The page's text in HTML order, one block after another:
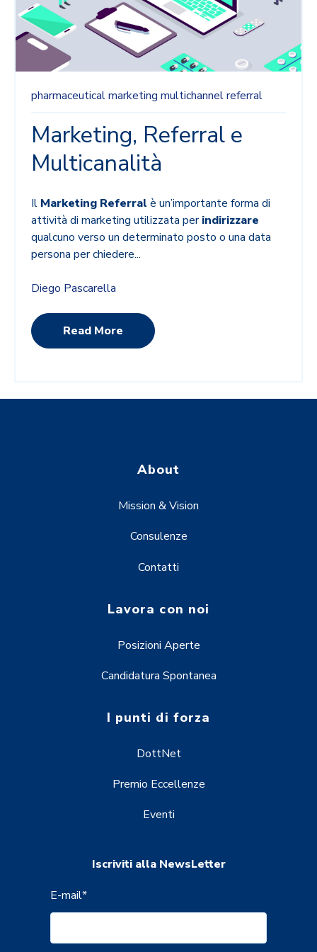
pharmaceutical marketing multichannelreferral
Marketing, Referral e
Multicanalità
Il Marketing Referral è un’importante forma di
attività di marketing utilizzata perindirizzare
qualcuno verso un determinato posto o una data
persona per chiedere...
Diego Pascarella
Read More
About
Mission & Vision
Consulenze
Contatti
Lavora con noi
Posizioni Aperte
Candidatura Spontanea
I punti di forza
DottNet
Premio Eccellenze
Eventi
Iscriviti alla NewsLetter
E-mail*